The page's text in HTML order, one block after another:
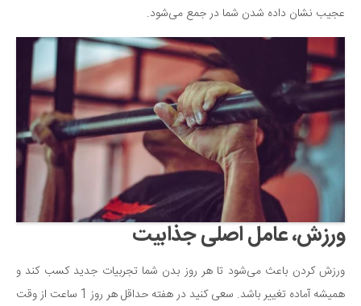
عجیب نشان داده شدن شما در جمع می‌شود.
ورزش، عامل اصلی جذابیت
ورزش کردن باعث می‌شود تا هر روز بدن شما تجربیات جدید کسب کند و
همیشه آماده تغییر باشد. سعی کنید در هفته حداقل هر روز 1 ساعت از وقت